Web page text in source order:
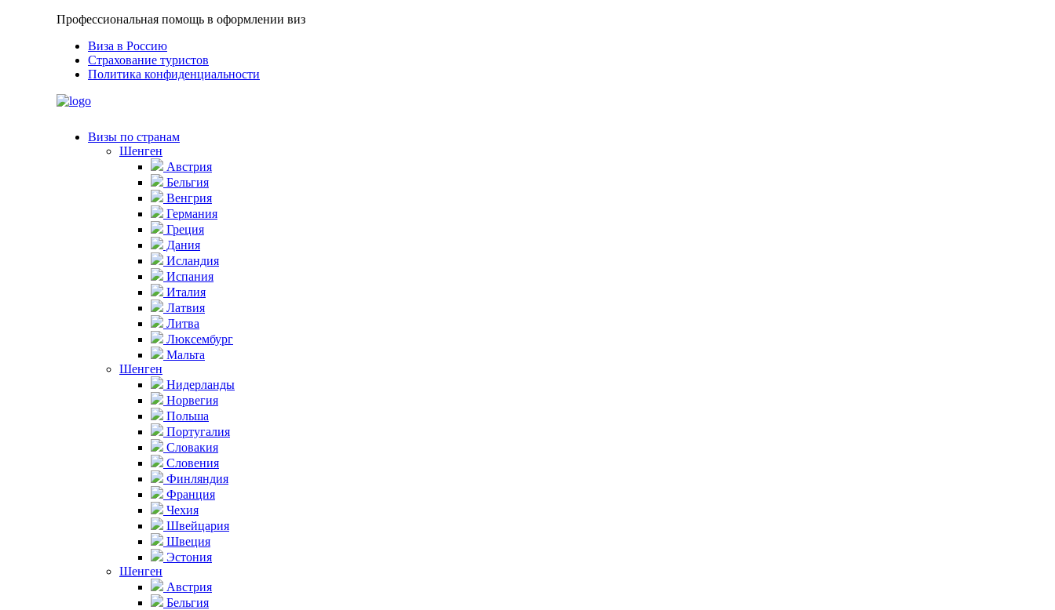
Профессиональная помощь в оформлении виз
Виза в Россию
Страхование туристов
Политика конфиденциальности
Визы по странам
Шенген
Австрия
Бельгия
Венгрия
Германия
Греция
Дания
Исландия
Испания
Италия
Латвия
Литва
Люксембург
Мальта
Шенген
Нидерланды
Норвегия
Польша
Португалия
Словакия
Словения
Финляндия
Франция
Чехия
Швейцария
Швеция
Эстония
Шенген
Австрия
Бельгия